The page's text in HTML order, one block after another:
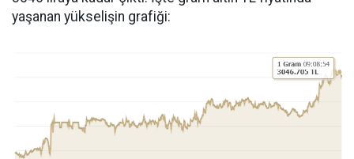
yaşanan yükselişin grafiği: